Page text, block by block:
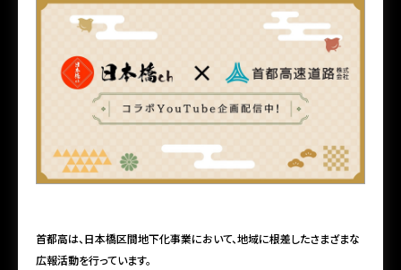
首都高は、日本橋区間地下化事業において、地域に根差したさまざまな
広報活動を行っています。